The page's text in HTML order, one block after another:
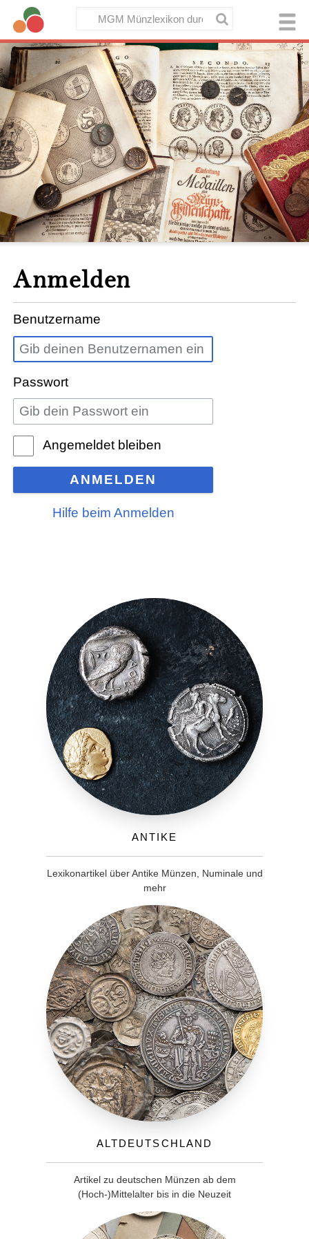
Anmelden
Benutzername
Passwort
Angemeldet bleiben
ANMELDEN
Hilfe beim Anmelden
Antike
Lexikonartikel über Antike Münzen, Numinale und
mehr
Altdeutschland
Artikel zu deutschen Münzen ab dem
(Hoch-)Mittelalter bis in die Neuzeit